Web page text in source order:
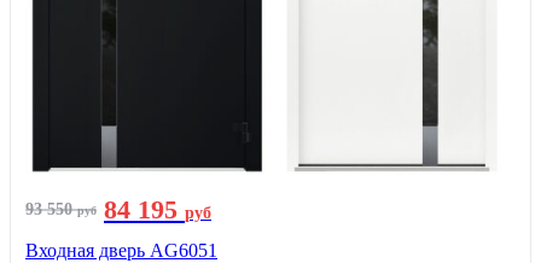
93 550руб 84 195 руб
Входная дверь AG6051